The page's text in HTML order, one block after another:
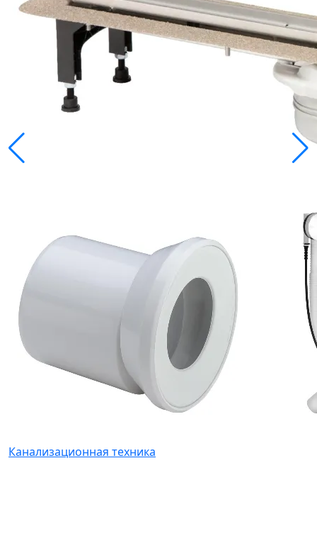
Канализационная техника